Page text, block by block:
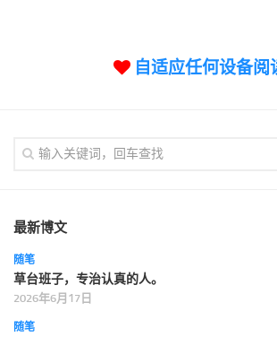
友情链接
自适应任何设备阅
最新博文
随笔
草台班子，专治认真的人。
2026年6月17日
随笔